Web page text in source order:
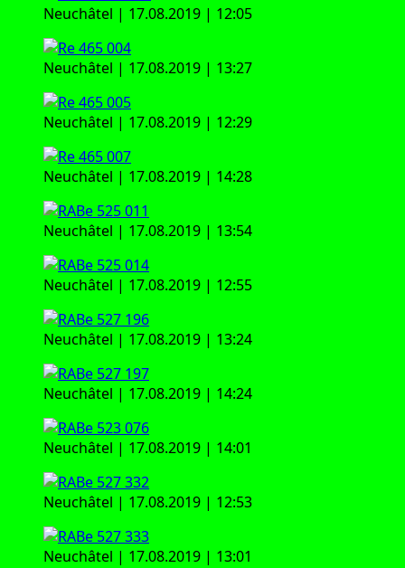
Neu­châ­tel | 17.08.2019 | 12:05
Neu­châ­tel | 17.08.2019 | 13:27
Neu­châ­tel | 17.08.2019 | 12:29
Neu­châ­tel | 17.08.2019 | 14:28
Neu­châ­tel | 17.08.2019 | 13:54
Neu­châ­tel | 17.08.2019 | 12:55
Neu­châ­tel | 17.08.2019 | 13:24
Neu­châ­tel | 17.08.2019 | 14:24
Neu­châ­tel | 17.08.2019 | 14:01
Neu­châ­tel | 17.08.2019 | 12:53
Neu­châ­tel | 17.08.2019 | 13:01